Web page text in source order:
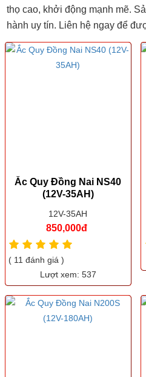
thọ cao, khởi động mạnh mẽ.
hành uy tín. Liên hệ ngay để
Ắc Quy Đồng Nai NS40
(12V-35AH)
12V-35AH
850,000đ
( 11 đánh giá )
Lượt xem: 537